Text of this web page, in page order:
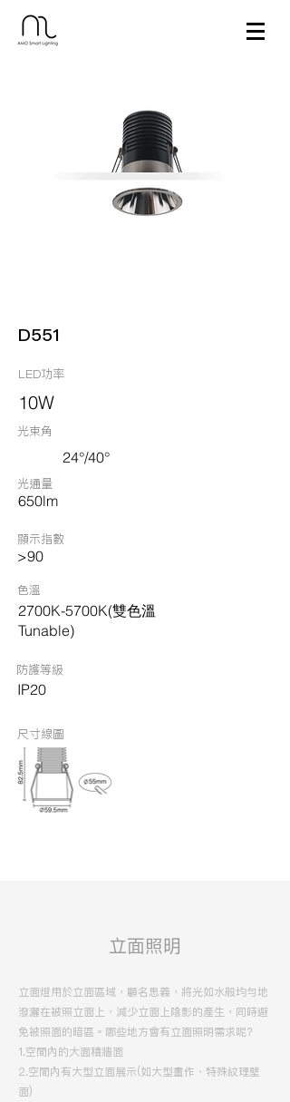
D551
LED功率
10W
光束角
24°/40°
光通量
650lm
顯示指數
>90
色溫
2700K-5700K(雙色溫
Tunable)
​防護等級
IP20
尺寸線圖
立面照明
立面燈用於立面區域，顧名思義，將光如水般均勻地
潑灑在被照立面上，減少立面上陰影的產生，同時避
免被照面的暗區。哪些地方會有立面照明需求呢?
1.空間內的大面積牆面
2.空間內有大型立面展示(如大型畫作、特殊紋理壁
面)